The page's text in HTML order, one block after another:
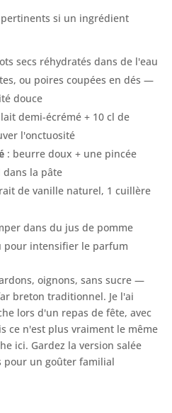
si un ingrédient
secs réhydratés dans de l'eau
ou poires coupées en dés —
douce
demi-écrémé + 10 cl de
l'onctuosité
: beurre doux + une pincée
dans la pâte
de vanille naturel, 1 cuillère
dans du jus de pomme
pour intensifier le parfum
oignons, sans sucre —
breton traditionnel. Je l'ai
lors d'un repas de fête, avec
ce n'est plus vraiment le même
ici. Gardez la version salée
pour un goûter familial